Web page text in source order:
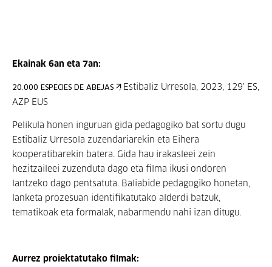
Ekainak 6an eta 7an:
20.000 ESPECIES DE ABEJAS
, Estibaliz Urresola, 2023, 129’ ES,
AZP EUS
Pelikula honen inguruan gida pedagogiko bat sortu dugu
Estibaliz Urresola zuzendariarekin eta Eihera
kooperatibarekin batera. Gida hau irakasleei zein
hezitzaileei zuzenduta dago eta filma ikusi ondoren
lantzeko dago pentsatuta. Baliabide pedagogiko honetan,
lanketa prozesuan identifikatutako alderdi batzuk,
tematikoak eta formalak, nabarmendu nahi izan ditugu.
Aurrez proiektatutako filmak: